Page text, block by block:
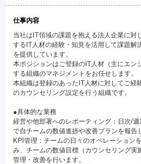
仕事内容
当社はIT領域の課題を抱える法人企業に対
するIT人材の経験・知見を活用して課題解
を提供しています。
本ポジションはご登録のIT人材（主にエン
する組織のマネジメントをお任せします。
本組織は登録のあったIT人材に対してご経
のカウンセリング設定を行う組織です。
●具体的な業務
経営や他部署へのレポーティング：日次/
で自チームの数値進捗や改善プランを報告
KPI管理：チームの日々のオペレーション
み、チームの数値目標（カウンセリング実
管理・改善を行います。